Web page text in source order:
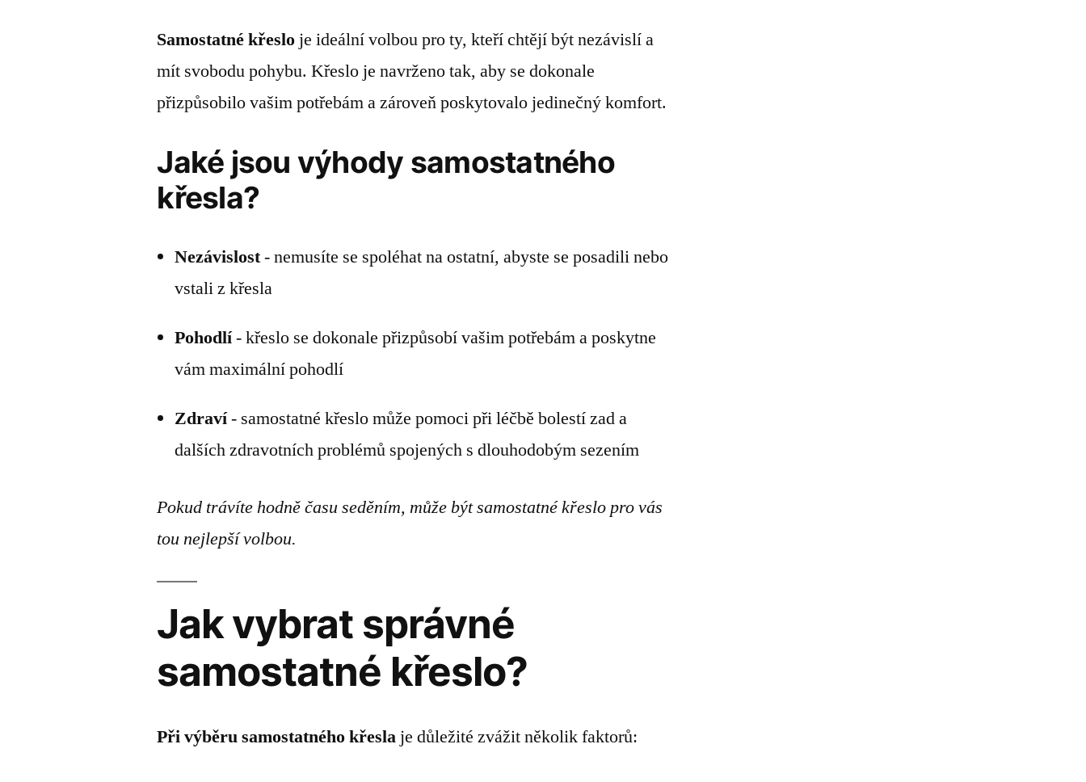
Samostatné křeslo je ideální volbou pro ty, kteří chtějí být nezávislí a
mít svobodu pohybu. Křeslo je navrženo tak, aby se dokonale
přizpůsobilo vašim potřebám a zároveň poskytovalo jedinečný komfort.
Jaké jsou výhody samostatného
křesla?
Nezávislost- nemusíte se spoléhat na ostatní, abyste se posadili nebo
vstali z křesla
Pohodlí- křeslo se dokonale přizpůsobí vašim potřebám a poskytne
vám maximální pohodlí
Zdraví- samostatné křeslo může pomoci při léčbě bolestí zad a
dalších zdravotních problémů spojených s dlouhodobým sezením
Pokud trávíte hodně času seděním, může být samostatné křeslo pro vás
tou nejlepší volbou.
Jak vybrat správné
samostatné křeslo?
Při výběru samostatného křesla je důležité zvážit několik faktorů: